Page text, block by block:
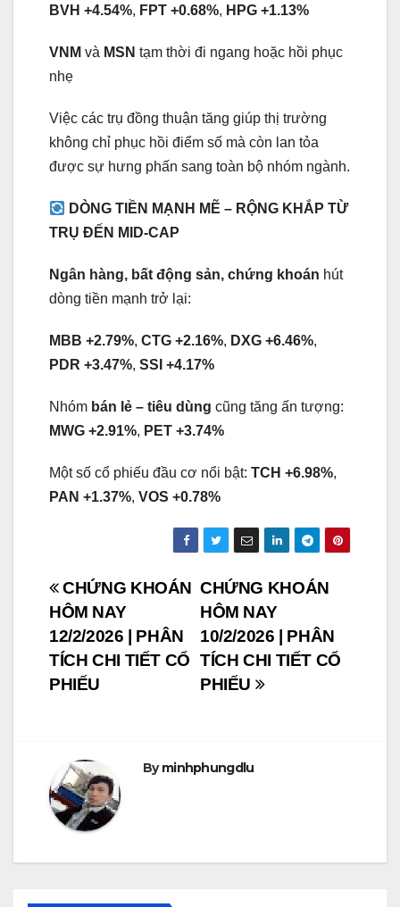
BVH +4.54%, FPT +0.68%, HPG +1.13%
VNM và MSN tạm thời đi ngang hoặc hồi phục
nhẹ
Việc các trụ đồng thuận tăng giúp thị trường
không chỉ phục hồi điểm số mà còn lan tỏa
được sự hưng phấn sang toàn bộ nhóm ngành.
DÒNG TIỀN MẠNH MẼ – RỘNG KHẮP TỪ
TRỤ ĐẾN MID-CAP
Ngân hàng, bất động sản, chứng khoán hút
dòng tiền mạnh trở lại:
MBB +2.79%, CTG +2.16%, DXG +6.46%,
PDR +3.47%, SSI +4.17%
Nhóm bán lẻ – tiêu dùng cũng tăng ấn tượng:
MWG +2.91%, PET +3.74%
Một số cổ phiếu đầu cơ nổi bật: TCH +6.98%,
PAN +1.37%, VOS +0.78%
Post
navigation
CHỨNG KHOÁN
HÔM NAY
10/2/2026 | PHÂN
TÍCH CHI TIẾT CỔ
PHIẾU
CHỨNG KHOÁN
HÔM NAY
12/2/2026 | PHÂN
TÍCH CHI TIẾT CỔ
PHIẾU
Byminhphungdlu